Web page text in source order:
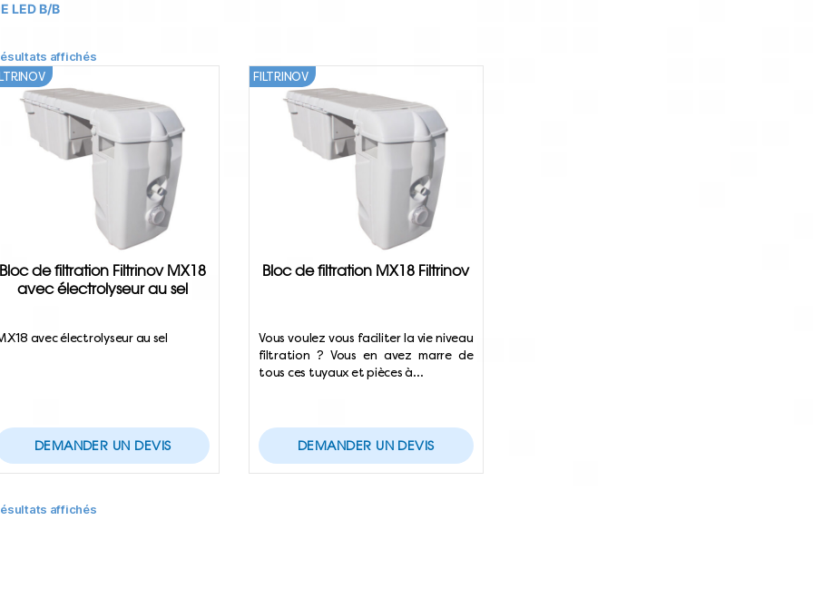
LED B/B
affichés
Bloc de filtration Filtrinov MX18
avec électrolyseur au sel
avec électrolyseur au sel
DEMANDER UN DEVIS
Bloc de filtration MX18 Filtrinov
FILTRINOV
Vous voulez vous faciliter la vie niveau
filtration ? Vous en avez marre de
tous ces tuyaux et pièces à…
DEMANDER UN DEVIS
affichés